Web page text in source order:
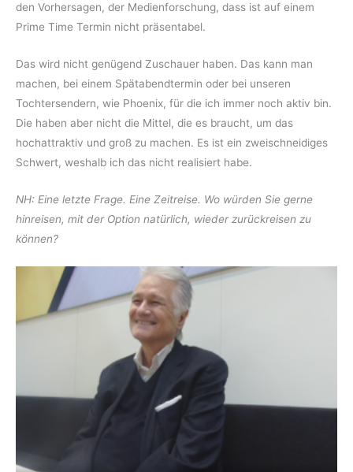
den Vorhersagen, der Medienforschung, dass ist auf einem
Prime Time Termin nicht präsentabel.
Das wird nicht genügend Zuschauer haben. Das kann man
machen, bei einem Spätabendtermin oder bei unseren
Tochtersendern, wie Phoenix, für die ich immer noch aktiv bin.
Die haben aber nicht die Mittel, die es braucht, um das
hochattraktiv und groß zu machen. Es ist ein zweischneidiges
Schwert, weshalb ich das nicht realisiert habe.
NH: Eine letzte Frage. Eine Zeitreise. Wo würden Sie gerne
hinreisen, mit der Option natürlich, wieder zurückreisen zu
können?